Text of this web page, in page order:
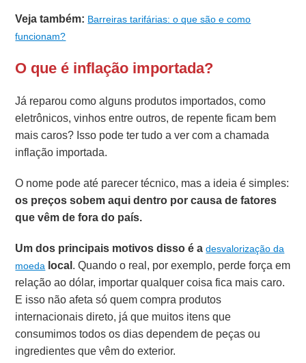
Veja também: Barreiras tarifárias: o que são e como
funcionam?
O que é inflação importada?
Já reparou como alguns produtos importados, como
eletrônicos, vinhos entre outros, de repente ficam bem
mais caros? Isso pode ter tudo a ver com a chamada
inflação importada.
O nome pode até parecer técnico, mas a ideia é simples:
os preços sobem aqui dentro por causa de fatores
que vêm de forado país.
Um dos principais motivos disso é adesvalorização da
moeda local. Quando o real, por exemplo, perde força em
relação ao dólar, importar qualquer coisa fica mais caro.
E isso não afeta só quem compra produtos
internacionais direto, já que muitos itens que
consumimos todos os dias dependem de peças ou
ingredientes que vêm do exterior.